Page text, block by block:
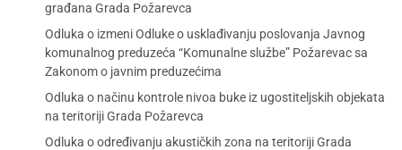
građana Grada Požarevca
Odluka o izmeni Odluke o usklađivanju poslovanja Javnog
komunalnog preduzeća “Komunalne službe” Požarevac sa
Zakonom o javnim preduzećima
Odluka o načinu kontrole nivoa buke iz ugostiteljskih objekata
na teritoriji Grada Požarevca
Odluka o određivanju akustičkih zona na teritoriji Grada